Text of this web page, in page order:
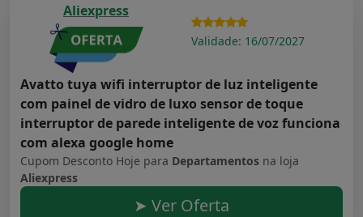
Aliexpress
Validade: 16/07/2027
Avatto tuya wifi interruptor de luz inteligente
com painel de vidro de luxo sensor de toque
interruptor de parede inteligente de voz funciona
com alexa google home
Cupom Desconto Hoje para Departamentos na loja
Aliexpress
➤ Ver Oferta